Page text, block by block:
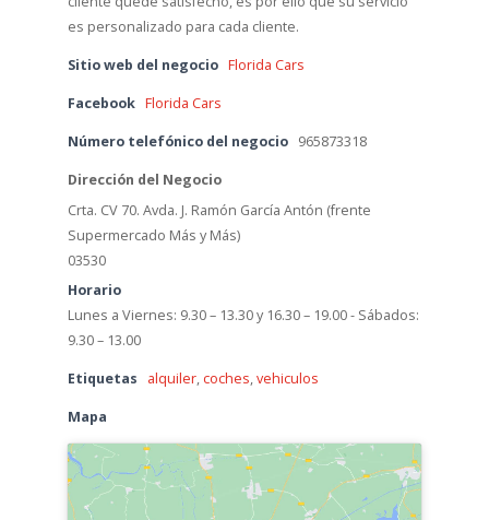
es personalizado para cada cliente.
Sitio web del negocio Florida Cars
Facebook Florida Cars
Número telefónico del negocio 965873318
Dirección del Negocio
Crta. CV 70. Avda. J. Ramón García Antón (frente
Supermercado Más y Más)
03530
Horario
Lunes a Viernes: 9.30 – 13.30 y 16.30 – 19.00 - Sábados:
9.30 – 13.00
Etiquetas alquiler, coches,vehiculos
Mapa